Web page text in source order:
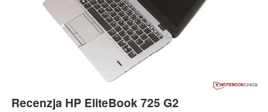
Recenzja HP EliteBook 725 G2